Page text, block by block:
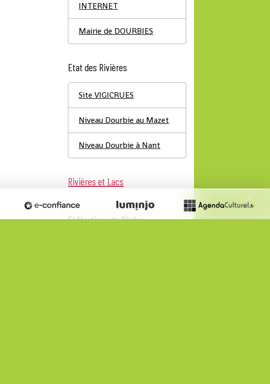
INTERNET
Mairie de DOURBIES
Etat des Rivières
Site VIGICRUES
Niveau Dourbie au Mazet
Niveau Dourbie à Nant
Rivières et Lacs
Fédérations de Pêche